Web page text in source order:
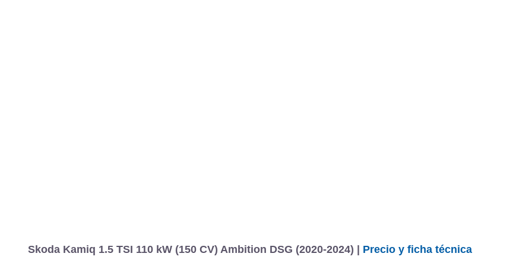
Skoda Kamiq 1.5 TSI 110 kW (150 CV) Ambition DSG (2020-2024) | Precio y ficha técnica